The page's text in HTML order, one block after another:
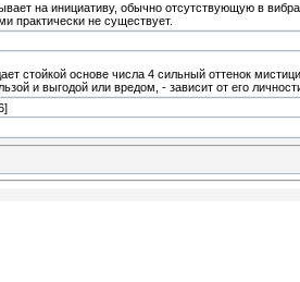
на инициативу, обычно отсутствующую в
практически не существует.
стойкой основе числа 4 сильный оттенок
и выгодой или вредом, - зависит от его